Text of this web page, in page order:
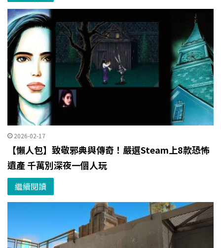
2026-02-17
【懶人包】致敬邪典與傳奇！嚴選Steam上8款恐怖
遺產 千萬別深夜一個人玩
繼續閱讀